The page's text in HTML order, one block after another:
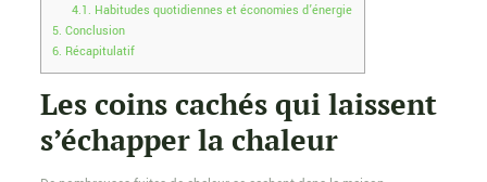
4.1. Habitudes quotidiennes et économies d’énergie
5. Conclusion
6. Récapitulatif
Les coins cachés qui laissent
s’échapper la chaleur